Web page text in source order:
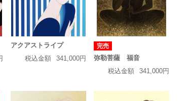
アクアストライプ
税込金額
341,000円
完売
弥勒菩薩 福音
税込金額
341,000円